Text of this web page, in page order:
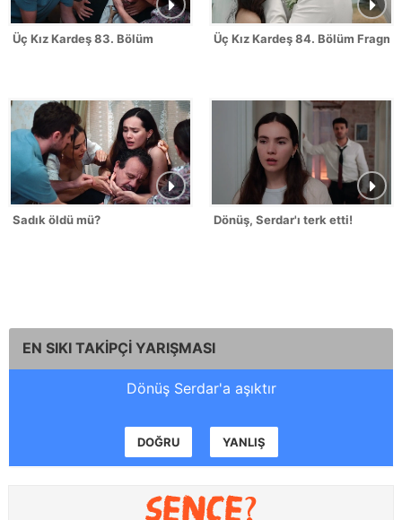
Üç Kız Kardeş 83. Bölüm Üç Kız Kardeş 84. Bölüm
Sadık öldü mü? Dönüş, Serdar'ı terk etti!
EN SIKI TAKİPÇİ YARIŞMASI
Dönüş Serdar'a aşıktır
DOĞRU YANLIŞ